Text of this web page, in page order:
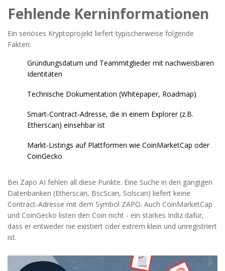
Fehlende Kerninformationen
Ein seriöses Kryptoprojekt liefert typischerweise folgende
Fakten:
Gründungsdatum und Teammitglieder mit nachweisbaren
Identitäten
Technische Dokumentation (Whitepaper, Roadmap)
Smart‑Contract‑Adresse, die in einem Explorer (z.B.
Etherscan) einsehbar ist
Markt‑Listings auf Plattformen wie CoinMarketCap oder
CoinGecko
Bei Zapo AI fehlen all diese Punkte. Eine Suche in den gängigen
Datenbanken (Etherscan, BscScan, Solscan) liefert keine
Contract‑Adresse mit dem Symbol ZAPO. Auch CoinMarketCap
und CoinGecko listen den Coin nicht - ein starkes Indiz dafür,
dass er entweder nie existiert oder extrem klein und unregistriert
ist.